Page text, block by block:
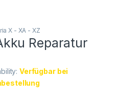
X - XA - XZ
Reparatur
Verfügbar bei